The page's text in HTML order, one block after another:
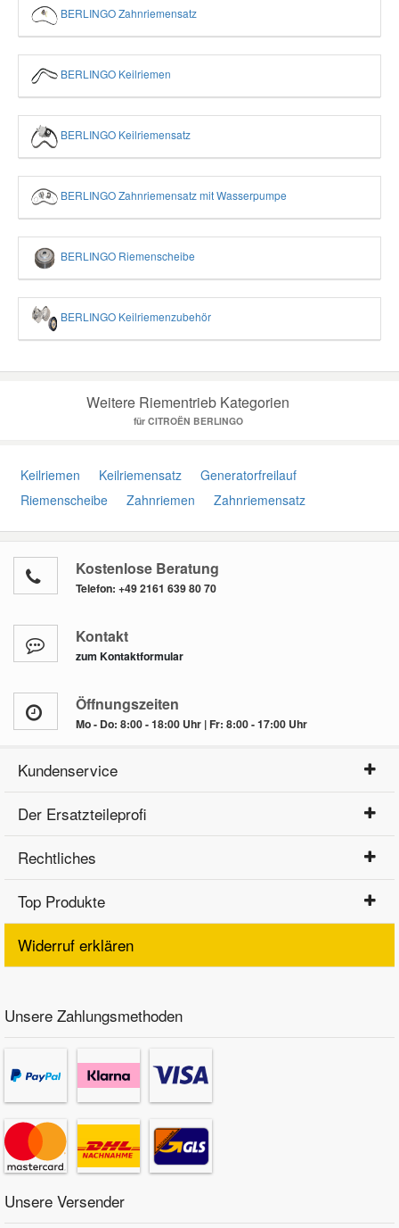
BERLINGO Zahnriemensatz
BERLINGO Keilriemen
BERLINGO Keilriemensatz
BERLINGO Zahnriemensatz mit Wasserpumpe
BERLINGO Riemenscheibe
BERLINGO Keilriemenzubehör
Weitere Riementrieb Kategorien
für CITROËN BERLINGO
Keilriemen Keilriemensatz
Generatorfreilauf
Riemenscheibe
Zahnriemen Zahnriemensatz
Kostenlose Beratung
Telefon: +49 2161 639 80 70
Kontakt
zum Kontaktformular
Öffnungszeiten
Mo - Do: 8:00 - 18:00 Uhr | Fr: 8:00 - 17:00 Uhr
Kundenservice
Der Ersatzteileprofi
Rechtliches
Top Produkte
Widerruf erklären
Unsere Zahlungsmethoden
Unsere Versender